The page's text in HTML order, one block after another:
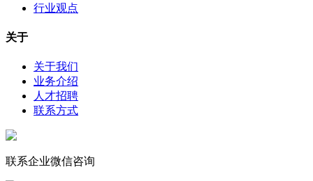
行业观点
关于
关于我们
业务介绍
人才招聘
联系方式
联系企业微信咨询